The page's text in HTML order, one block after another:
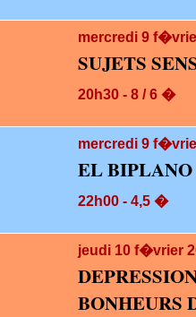
mercredi 9
SUJETS
20h30 - 8 / 6 �
mercredi 9
EL
22h00 - 4,5 �
jeudi 10 f�vrier
BONHEURS